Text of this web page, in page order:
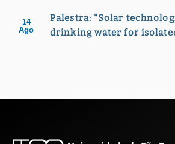
14
Ago
Palestra: "Solar
drinking water for